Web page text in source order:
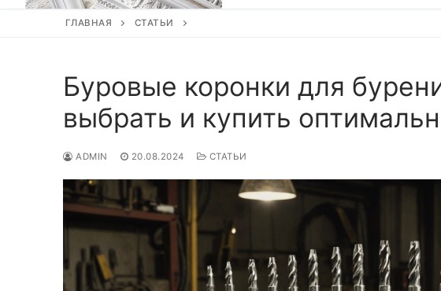
ГЛАВНАЯ СТАТЬИ
Буровые коронки для
выбрать и купить
ADMIN 20.08.2024 СТАТЬИ